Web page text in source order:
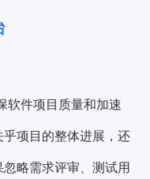
软件项目质量和加速
项目的整体进展，还
略需求评审、测试用